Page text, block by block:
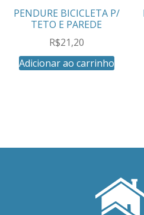
PENDURE BICICLETA P/
TETO E PAREDE
R$21,20
Adicionar ao carrinho